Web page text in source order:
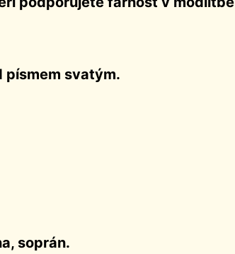
písmem svatým.
soprán.